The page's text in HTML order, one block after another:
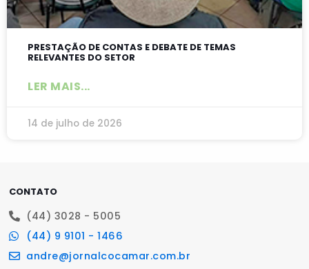
PRESTAÇÃO DE CONTAS E DEBATE DE TEMAS
RELEVANTES DO SETOR
LER MAIS...
14 de julho de 2026
CONTATO
(44) 3028 - 5005
(44) 9 9101 - 1466
andre@jornalcocamar.com.br